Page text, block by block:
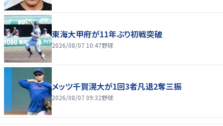
東海大甲府が11年ぶり初戦突破
2026/08/07 10:47野球
メッツ千賀滉大が1回3者凡退2奪三振
2026/08/07 09:32野球